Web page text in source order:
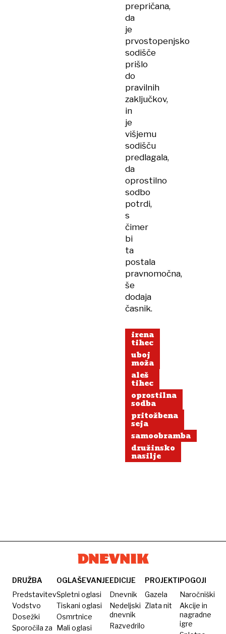
prepričana,
da
je
prvostopenjsko
sodišče
prišlo
do
pravilnih
zaključkov,
in
je
višjemu
sodišču
predlagala,
da
oprostilno
sodbo
potrdi,
s
čimer
bi
ta
postala
pravnomočna,
še
dodaja
časnik.
irena
tihec
uboj
moža
aleš
tihec
oprostilna
sodba
pritožbena
seja
samoobramba
družinsko
nasilje
DRUŽBA
Predstavitev
Vodstvo
Dosežki
Sporočila za
OGLAŠEVANJE
Spletni oglasi
Tiskani oglasi
Osmrtnice
Mali oglasi
EDICIJE
Dnevnik
Nedeljski
dnevnik
Razvedrilo
PROJEKTI
Gazela
Zlata nit
POGOJI
Naročniški
Akcije in
nagradne
igre